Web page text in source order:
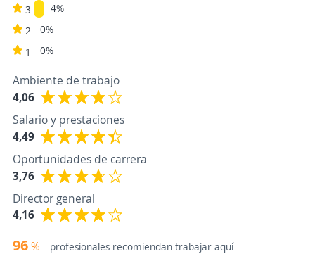
3
4%
2
0%
1
0%
Ambiente de trabajo
4,06
Salario y prestaciones
4,49
Oportunidades de carrera
3,76
Director general
4,16
96% profesionales recomiendan trabajar aquí